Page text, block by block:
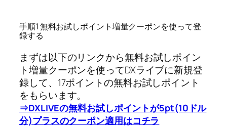
手順1 無料お試しポイント増量クーポンを使って登
録する
まずは以下のリンクから無料お試しポイン
ト増量クーポンを使ってDXライブに新規登
録して、17ポイントの無料お試しポイント
をもらいます。
⇒DXLIVEの無料お試しポイントが5pt(10ドル
分)プラスのクーポン適用はコチラ